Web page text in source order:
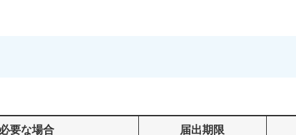
要な場合
届出期限